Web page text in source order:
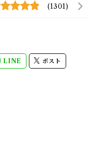
(1301)
LINE ポスト